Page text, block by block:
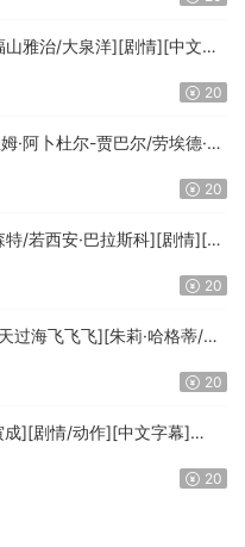
雅治/大泉洋][剧情][中文字
20
阿卜杜尔-贾巴尔/劳埃德·布
20
/若西安·巴拉斯科][剧情][中
20
海飞飞飞][朱莉·哈格蒂/罗
20
][剧情/动作][中文字幕]
20